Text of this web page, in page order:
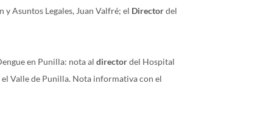
Asuntos Legales, Juan Valfré; el Directordel
en Punilla: nota al directordel Hospital
el Valle de Punilla. Nota informativa con el